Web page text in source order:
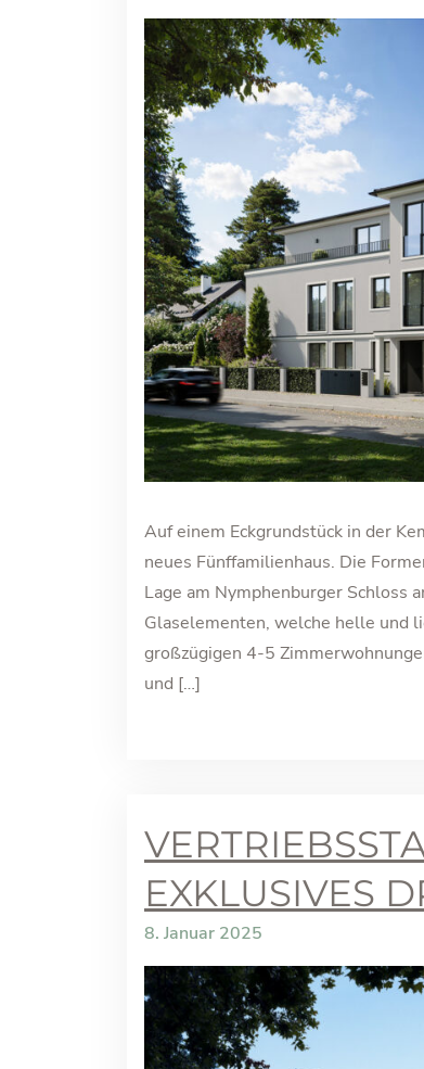
Auf einem Eckgrundstück in der
neues Fünffamilienhaus. Die
Lage am Nymphenburger Schloss
Glaselementen, welche helle und
großzügigen 4-5
und […]
EXKLUSIVES
8. Januar 2025